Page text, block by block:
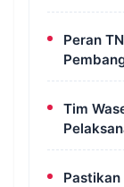
Bahas
Peran
Tim
Selatan
Pastikan